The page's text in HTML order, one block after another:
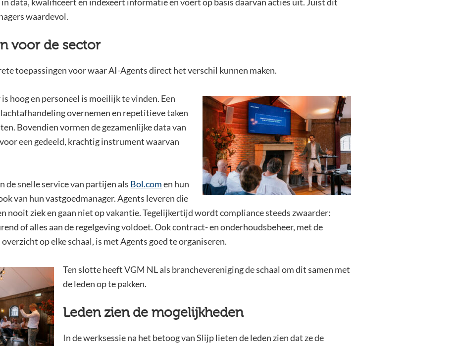
data, kwalificeert en indexeert informatie en voert op basis daarvan acties uit. Juist dit
waardevol.
voor de sector
toepassingen voor waar AI-Agents direct het verschil kunnen maken.
hoog en personeel is moeilijk te vinden. Een
overnemen en repetitieve taken
Bovendien vormen de gezamenlijke data van
een gedeeld, krachtig instrument waarvan
de snelle service van partijen als Bol.comen hun
van hun vastgoedmanager. Agents leveren die
nooit ziek en gaan niet op vakantie. Tegelijkertijd wordt compliance steeds zwaarder:
of alles aan de regelgeving voldoet. Ook contract- en onderhoudsbeheer, met de
op elke schaal, is met Agents goed te organiseren.
Ten slotte heeft VGM NL als branchevereniging de schaal om dit samen met
de leden op te pakken.
Leden zien de mogelijkheden
In de werksessie na het betoog van Slijp lieten de leden zien dat ze de